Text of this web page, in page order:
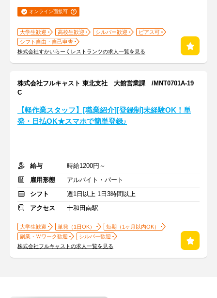
オンライン面接可
大学生歓迎 高校生歓迎 シルバー歓迎
ピアス可
シフト自由・自己申告
株式会社すかいらーくレストランツの求人一覧を見る
株式会社フルキャスト 東北支社 大館営業課 /MNT0701A-19
C
【軽作業スタッフ】[職業紹介][登録制]未経験OK！単
発・日払OK★スマホで簡単登録♪
給与
時給1200円～
雇用形態
アルバイト・パート
シフト
週1日以上 1日3時間以上
アクセス
十和田南駅
大学生歓迎 単発（1日OK）
短期（1ヶ月以内OK）
副業・Ｗワーク歓迎
シルバー歓迎
株式会社フルキャストの求人一覧を見る